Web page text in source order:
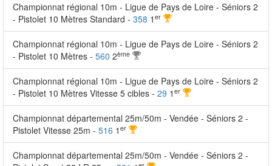
Championnat régional 10m - Ligue de Pays de Loire - Séniors 2
- Pistolet 10 Mètres Standard - 358 1 er
Championnat régional 10m - Ligue de Pays de Loire - Séniors 2
- Pistolet 10 Mètres - 560 2ème
Championnat régional 10m - Ligue de Pays de Loire - Séniors 2
- Pistolet 10 Mètres Vitesse 5 cibles - 29 1 er
Championnat départemental 25m/50m - Vendée - Séniors 2 -
Pistolet Vitesse 25m - 516 1 er
Championnat départemental 25m/50m - Vendée - Séniors 2 -